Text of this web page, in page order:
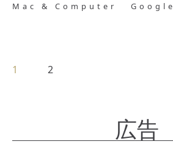
Mac & Computer
Google
1 2
広告